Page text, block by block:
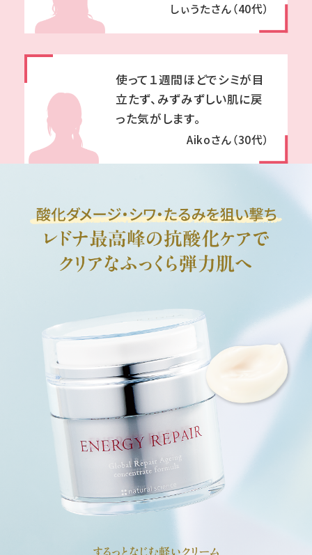
しぃうたさん（40代）
使って１週間ほどでシミが目
立たず、みずみずしい肌に戻
った気がします。
Aikoさん（30代）